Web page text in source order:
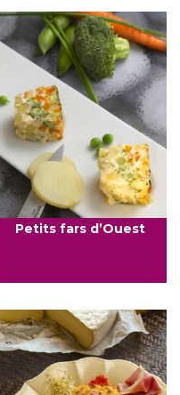
Petits fars d’Ouest